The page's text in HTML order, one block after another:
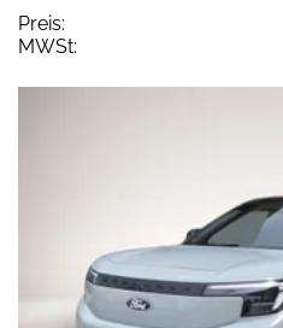
Preis:
MWSt: